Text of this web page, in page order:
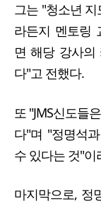
그는 "청소년
라든지 멘토링
면 해당 강사의
다"고 전했다.
또 "JMS신도들
다"며 "정명석
수 있다는 것"
마지막으로, 정